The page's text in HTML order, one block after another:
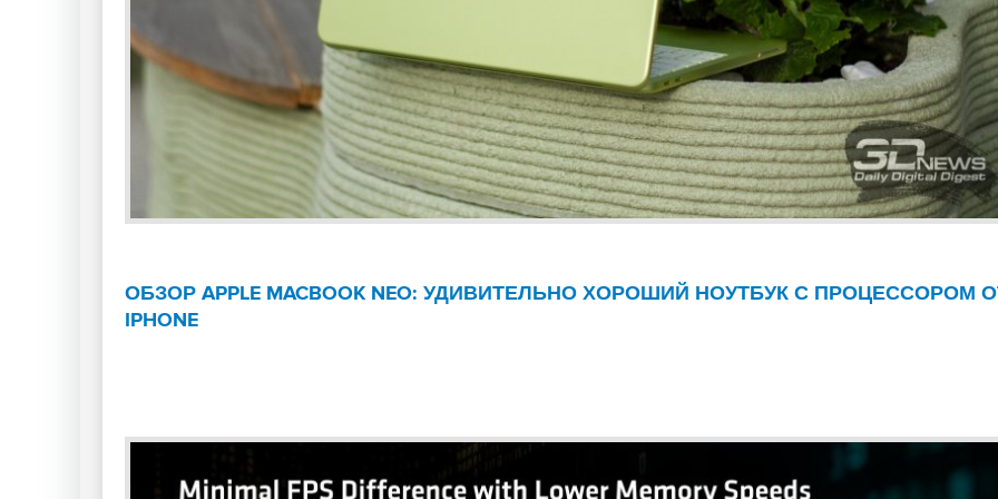
ОБЗОР APPLE MACBOOK NEO: УДИВИТЕЛЬНО ХОРОШИЙ НОУТБУК С ПРОЦЕССОРОМ
IPHONE